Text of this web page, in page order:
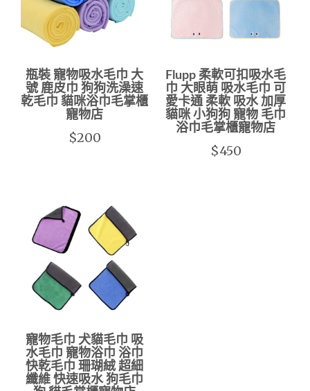
瓶裝 寵物吸水毛巾 大
號 鹿皮巾 狗狗洗澡速
乾毛巾 貓咪浴巾毛掌櫃
寵物店
$200
Flupp 柔軟可扣吸水毛
巾 大眼萌 吸水毛巾 可
愛卡通 柔軟 吸水 加厚
貓咪 小狗狗 寵物 毛巾
浴巾毛掌櫃寵物店
$450
寵物毛巾 犬貓毛巾 吸
水毛巾 寵物浴巾 浴巾
快乾毛巾 珊瑚絨 超細
纖維 快速吸水 狗毛巾